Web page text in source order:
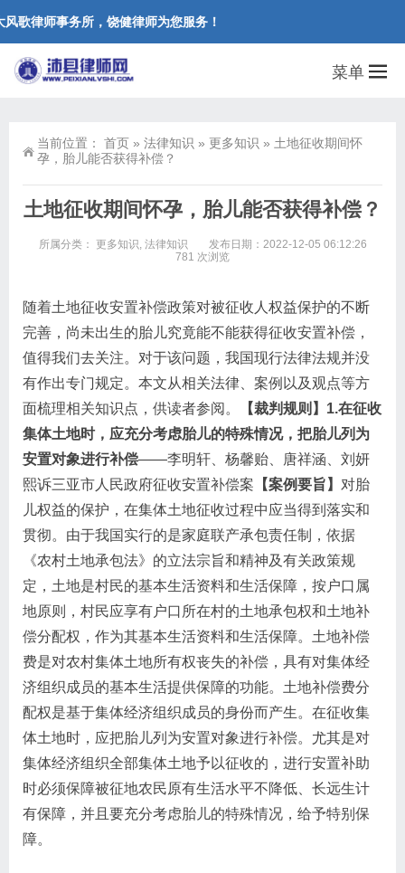
歌律师事务所，饶健律师为您服务！
菜单
当前位置： 首页 » 法律知识 » 更多知识 » 土地征收期间怀
孕，胎儿能否获得补偿？
土地征收期间怀孕，胎儿能否获得补偿？
所属分类： 更多知识, 法律知识
发布日期：2022-12-05 06:12:26
781 次浏览
随着土地征收安置补偿政策对被征收人权益保护的不断
完善，尚未出生的胎儿究竟能不能获得征收安置补偿，
值得我们去关注。对于该问题，我国现行法律法规并没
有作出专门规定。本文从相关法律、案例以及观点等方
面梳理相关知识点，供读者参阅。
【裁判规则】1.在征收
集体土地时，应充分考虑胎儿的特殊情况，把胎儿列为
安置对象进行补偿——李明轩、杨馨贻、唐祥涵、刘妍
熙诉三亚市人民政府征收安置补偿案 【案例要旨】 对胎
儿权益的保护，在集体土地征收过程中应当得到落实和
贯彻。由于我国实行的是家庭联产承包责任制，依据
《农村土地承包法》的立法宗旨和精神及有关政策规
定，土地是村民的基本生活资料和生活保障，按户口属
地原则，村民应享有户口所在村的土地承包权和土地补
偿分配权，作为其基本生活资料和生活保障。土地补偿
费是对农村集体土地所有权丧失的补偿，具有对集体经
济组织成员的基本生活提供保障的功能。土地补偿费分
配权是基于集体经济组织成员的身份而产生。在征收集
体土地时，应把胎儿列为安置对象进行补偿。尤其是对
集体经济组织全部集体土地予以征收的，进行安置补助
时必须保障被征地农民原有生活水平不降低、长远生计
有保障，并且要充分考虑胎儿的特殊情况，给予特别保
障。